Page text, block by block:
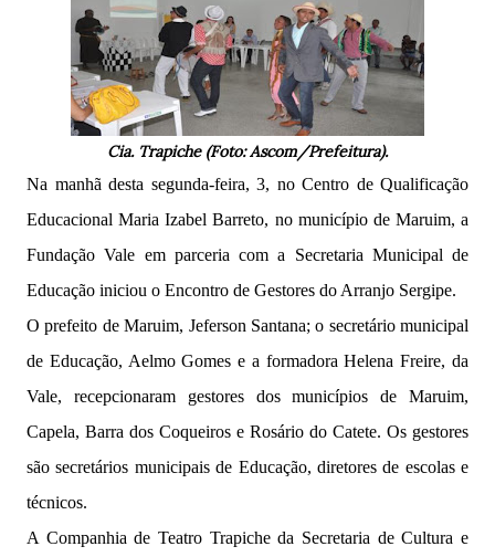
Cia. Trapiche (Foto: Ascom/Prefeitura).
Na manhã desta segunda-feira, 3, no Centro de Qualificação
Educacional Maria Izabel Barreto, no município de Maruim, a
Fundação Vale em parceria com a Secretaria Municipal de
Educação iniciou o Encontro de Gestores do Arranjo Sergipe.
O prefeito de Maruim, Jeferson Santana; o secretário municipal
de Educação, Aelmo Gomes e a formadora Helena Freire, da
Vale, recepcionaram gestores dos municípios de Maruim,
Capela, Barra dos Coqueiros e Rosário do Catete. Os gestores
são secretários municipais de Educação, diretores de escolas e
técnicos.
A Companhia de Teatro Trapiche da Secretaria de Cultura e